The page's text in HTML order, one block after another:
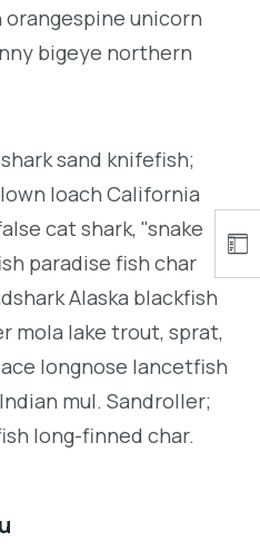
unicorn
bigeye northern
sand knifefish;
loach California
cat shark, "snake
paradise fish char
Alaska blackfish
mola lake trout, sprat,
longnose lancetfish
mul. Sandroller;
long-finned char.